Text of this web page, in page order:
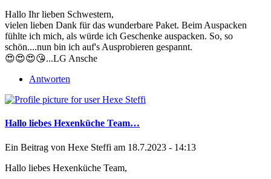
Hallo Ihr lieben Schwestern,
vielen lieben Dank für das wunderbare Paket. Beim Auspacken
fühlte ich mich, als würde ich Geschenke auspacken. So, so
schön....nun bin ich auf's Ausprobieren gespannt.
😍😍😍😘...LG Ansche
Antworten
Hallo liebes Hexenküche Team…
Ein Beitrag von Hexe Steffi am 18.7.2023 - 14:13
Hallo liebes Hexenküche Team,